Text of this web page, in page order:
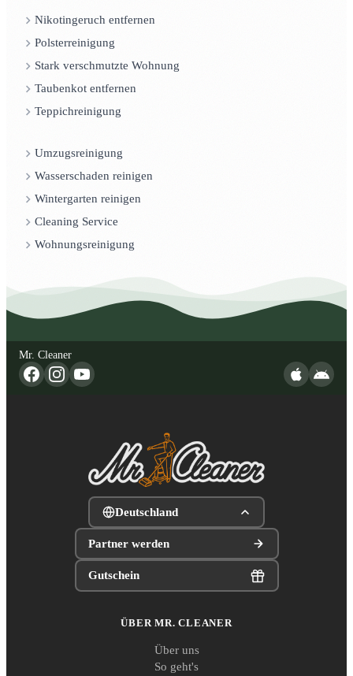
Nikotingeruch entfernen
Polsterreinigung
Stark verschmutzte Wohnung
Taubenkot entfernen
Teppichreinigung
Umzugsreinigung
Wasserschaden reinigen
Wintergarten reinigen
Cleaning Service
Wohnungsreinigung
Mr. Cleaner
Deutschland
Partner werden
Gutschein
ÜBER MR. CLEANER
Über uns
So geht's